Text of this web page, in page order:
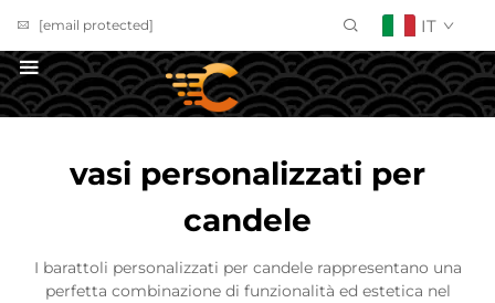
[email protected] IT
vasi personalizzati per
candele
I barattoli personalizzati per candele rappresentano una
perfetta combinazione di funzionalità ed estetica nel